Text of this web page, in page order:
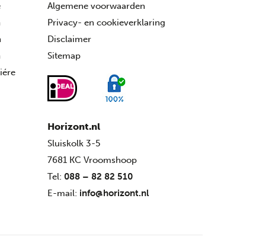
Algemene voorwaarden
Privacy- en cookieverklaring
Disclaimer
Sitemap
Horizont.nl
Sluiskolk 3-5
7681 KC Vroomshoop
Tel: 088 – 82 82 510
E-mail: info@horizont.nl